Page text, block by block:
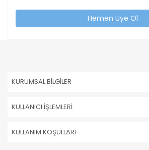
Hemen Üye Ol
KURUMSAL BİLGİLER
KULLANICI İŞLEMLERİ
KULLANIM KOŞULLARI